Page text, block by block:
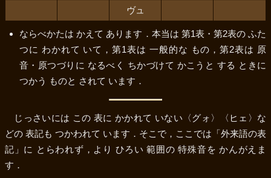
ヴュ
ならべかたは かえて あります．本当は 第1表・第2表の ふた
つに わかれて いて，第1表は 一般的な もの，第2表は 原
音・原つづりに なるべく ちかづけて かこうと する ときに
つかう ものと されて います．
じっさいには この 表に かかれて いない 〈グォ〉 〈ヒェ〉 な
どの 表記も つかわれて います．そこで，ここでは「外来語の表
記」に とらわれず，より ひろい 範囲の 特殊音を かんがえま
す．